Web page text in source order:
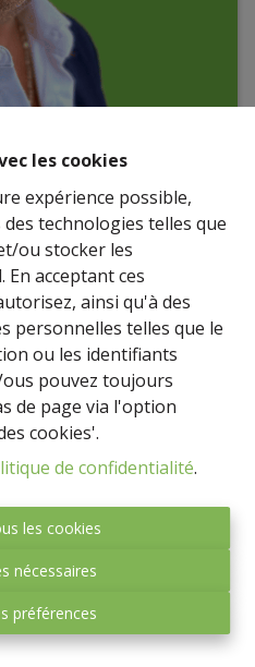
les cookies
expérience possible,
technologies telles que
ou stocker les
acceptant ces
ainsi qu'à des
personnelles telles que le
ou les identifiants
pouvez toujours
de page via l'option
cookies'.
de confidentialité.
les cookies
nécessaires
préférences